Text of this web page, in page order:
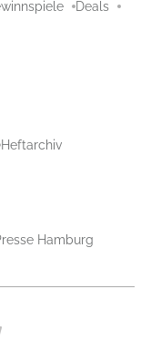
Deals
Heftarchiv
Hamburg